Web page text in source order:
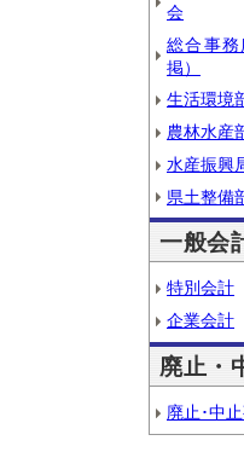
会
総合事務
掲）
生活環境
農林水産
水産振興
県土整備
一般会
特別会計
企業会計
廃止・
廃止･中